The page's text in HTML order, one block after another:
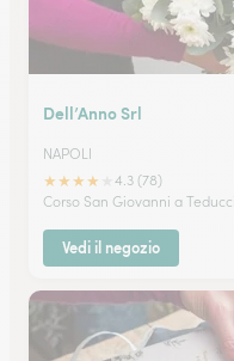
Dell’Anno Srl
NAPOLI
★★★★
4.3 (78)
Corso San Giovanni a
Vedi il negozio